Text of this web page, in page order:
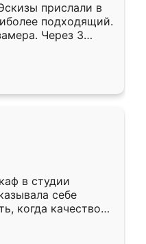
прислали в
подходящий.
Через 3
Остались
Ренессанс
в студии
себе
когда качеством
кухня уже почти